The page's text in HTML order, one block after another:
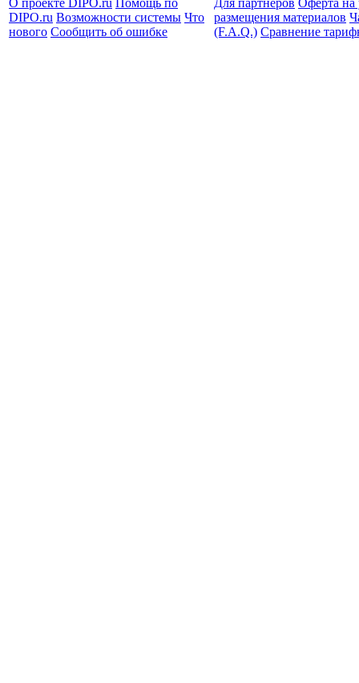
О проекте DIPO.ru Помощь по
DIPO.ru Возможности системы Что
нового Сообщить об ошибке
Для партнеров Оферта на
размещения материалов
(F.A.Q.) Cравнение